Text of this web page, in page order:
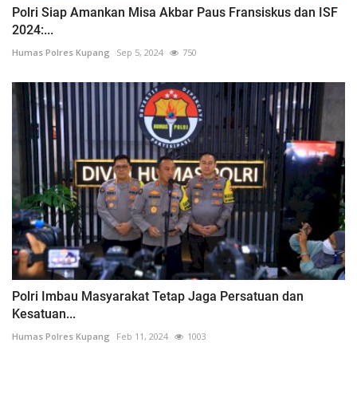
Polri Siap Amankan Misa Akbar Paus Fransiskus dan ISF
2024:...
Humas Polres Kupang Sep 5, 2024 750
Polri Imbau Masyarakat Tetap Jaga Persatuan dan
Kesatuan...
Humas Polres Kupang Feb 11, 2024 1003